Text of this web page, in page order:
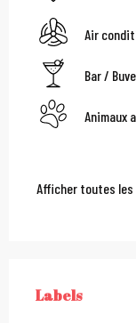
Air
Bar /
Animaux
Afficher toutes
Offres
LABELS
Labels